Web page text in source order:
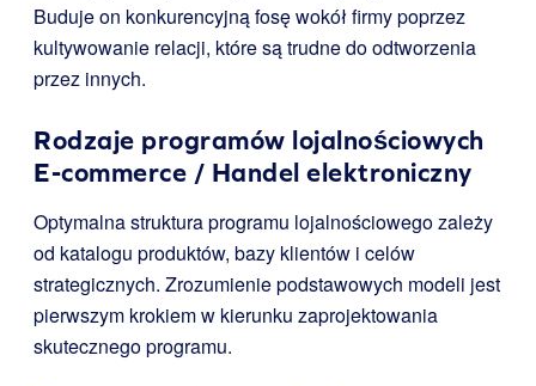
Buduje on konkurencyjną fosę wokół firmy poprzez
kultywowanie relacji, które są trudne do odtworzenia
przez innych.
Rodzaje programów lojalnościowych
E-commerce / Handel elektroniczny
Optymalna struktura programu lojalnościowego zależy
od katalogu produktów, bazy klientów i celów
strategicznych. Zrozumienie podstawowych modeli jest
pierwszym krokiem w kierunku zaprojektowania
skutecznego programu.